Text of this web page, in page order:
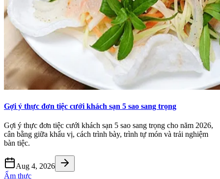
Gợi ý thực đơn tiệc cưới khách sạn 5 sao sang trọng
Gợi ý thực đơn tiệc cưới khách sạn 5 sao sang trọng cho năm 2026,
cân bằng giữa khẩu vị, cách trình bày, trình tự món và trải nghiệm
bàn tiệc.
Aug 4, 2026
Ẩm thực